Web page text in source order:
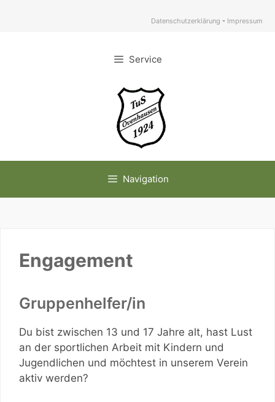
Datenschutzerklärung - Impressum
Service
Navigation
Engagement
Gruppenhelfer/in
Du bist zwischen 13 und 17 Jahre alt, hast Lust
an der sportlichen Arbeit mit Kindern und
Jugendlichen und möchtest in unserem Verein
aktiv werden?